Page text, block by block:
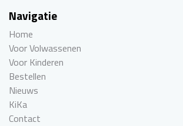
Navigatie
Home
Voor Volwassenen
Voor Kinderen
Bestellen
Nieuws
KiKa
Contact